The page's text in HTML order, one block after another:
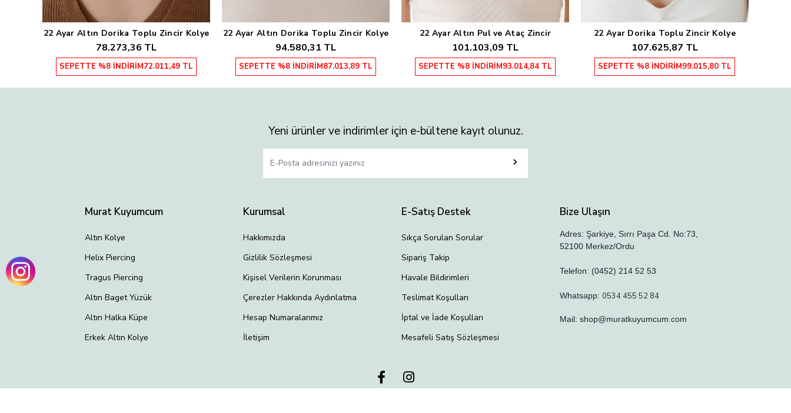
Sepete Ekle
22 Ayar Altın Dorika Toplu Zincir Kolye
78.273,36 TL
SEPETTE %8 İNDİRİM72.011,49 TL
Sepete Ekle
22 Ayar Altın Dorika Toplu Zincir Kolye
94.580,31 TL
SEPETTE %8 İNDİRİM87.013,89 TL
Sepete Ekle
22 Ayar Altın Pul ve Ataç Zincir
101.103,09 TL
SEPETTE %8 İNDİRİM93.014,84 TL
Sepete Ekle
22 Ayar Dorika Toplu Zincir Kolye
107.625,87 TL
SEPETTE %8 İNDİRİM99.015,80 TL
Yeni ürünler ve indirimler için e-bültene kayıt olunuz.
Murat Kuyumcum
Altın Kolye
Helix Piercing
Tragus Piercing
Altın Baget Yüzük
Altın Halka Küpe
Erkek Altın Kolye
Kurumsal
Hakkımızda
Gizlilik Sözleşmesi
Kişisel Verilerin Korunması
Çerezler Hakkında Aydınlatma
Hesap Numaralarımız
İletişim
E-Satış Destek
Sıkça Sorulan Sorular
Sipariş Takip
Havale Bildirimleri
Teslimat Koşulları
İptal ve İade Koşulları
Mesafeli Satış Sözleşmesi
Bize Ulaşın
Adres: Şarkiye, Sırrı Paşa Cd. No:73,
52100 Merkez/Ordu
Telefon: (0452) 214 52 53
Whatsapp: 0534 455 52 84
Mail: shop@muratkuyumcum.com